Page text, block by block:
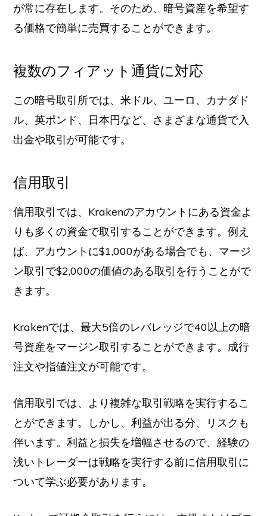
が常に存在します。そのため、暗号資産を希望す
る価格で簡単に売買することができます。
複数のフィアット通貨に対応
この暗号取引所では、米ドル、ユーロ、カナダド
ル、英ポンド、日本円など、さまざまな通貨で入
出金や取引が可能です。
信用取引
信用取引では、Krakenのアカウントにある資金よ
りも多くの資金で取引することができます。例え
ば、アカウントに$1,000がある場合でも、マージ
ン取引で$2,000の価値のある取引を行うことがで
きます。
Krakenでは、最大5倍のレバレッジで40以上の暗
号資産をマージン取引することができます。成行
注文や指値注文が可能です。
信用取引では、より複雑な取引戦略を実行するこ
とができます。しかし、利益が出る分、リスクも
伴います。利益と損失を増幅させるので、経験の
浅いトレーダーは戦略を実行する前に信用取引に
ついて学ぶ必要があります。